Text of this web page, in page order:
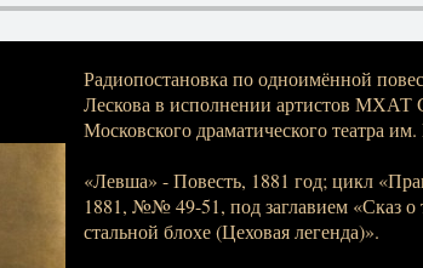
Радиопостановка по одноимённой
Лескова в исполнении артистов
Московского драматического театра
«Левша» - Повесть, 1881 год; цикл
1881, №№ 49-51, под заглавием «Сказ о
стальной блохе (Цеховая легенда)».